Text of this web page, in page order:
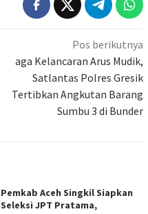
Pos berikutnya
aga Kelancaran Arus Mudik,
Satlantas Polres Gresik
Tertibkan Angkutan Barang
Sumbu 3 di Bunder
Pemkab Aceh Singkil Siapkan
Seleksi JPT Pratama,